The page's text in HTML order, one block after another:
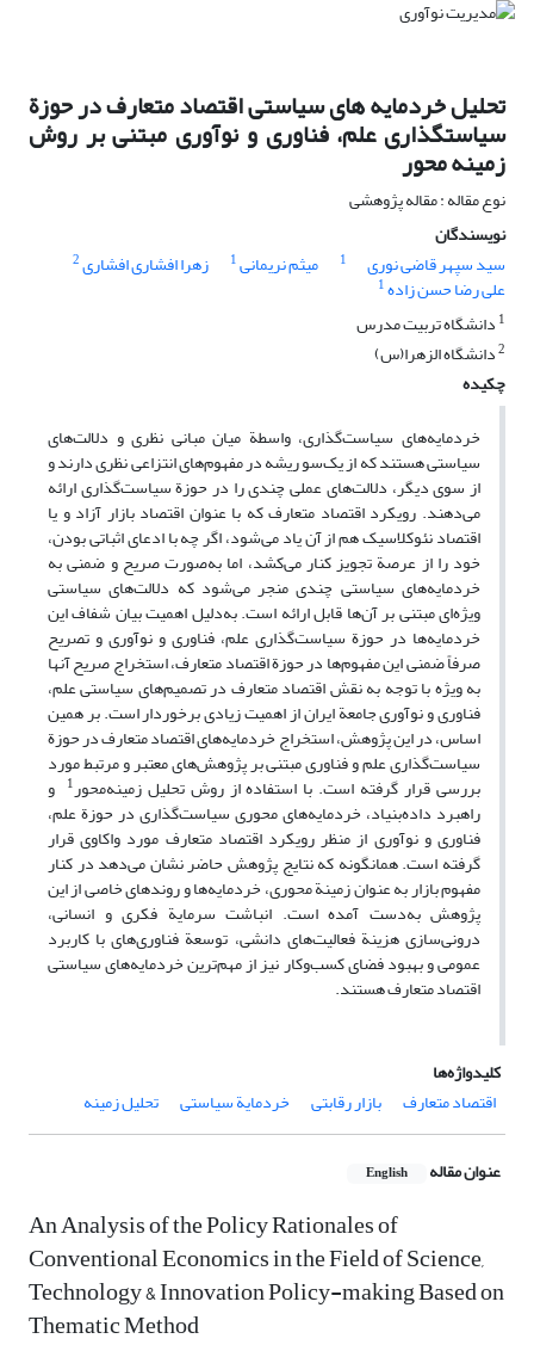
تحلیل خردمایه های سیاستی اقتصاد متعارف در حوزة
سیاستگذاری علم، فناوری و نوآوری مبتنی بر روش
زمینه محور
نوع مقاله : مقاله پژوهشی
نویسندگان
سید سپهر قاضی نوری
1 میثم نریمانی1 زهرا افشاری افشاری2
علی رضا حسن زاده1
1 دانشگاه تربیت مدرس
2دانشگاه الزهرا(س)
چکیده
خردمایه‌های سیاست‌گذاری، واسطة میان مبانی نظری و دلالت‌های
سیاستی هستند که از یک‌سو ریشه در مفهوم‌های انتزاعی نظری دارند و
از سوی دیگر، دلالت‌های عملی چندی را در حوزة سیاست‌گذاری ارائه
می‌دهند. رویکرد اقتصاد متعارف که با عنوان اقتصاد بازار آزاد و یا
اقتصاد نئوکلاسیک هم از آن یاد می‌شود، اگر چه با ادعای اثباتی بودن،
خود را از عرصة تجویز کنار می‌کشد، اما به‌صورت صریح و ضمنی به
خردمایه‌های سیاستی چندی منجر می‌شود که دلالت‌های سیاستی
ویژه‌ای مبتنی بر آن‌ها قابل ارائه است. به‌دلیل اهمیت بیان شفاف این
خردمایه‌ها در حوزة سیاست‌گذاری علم، فناوری و نوآوری و تصریح
صرفاً ضمنی این مفهوم‌ها در حوزة اقتصاد متعارف، استخراج صریح آنها
به ویژه با توجه به نقش اقتصاد متعارف در تصمیم‌های سیاستی علم،
فناوری و نوآوری جامعة ایران از اهمیت زیادی برخوردار است. بر همین
اساس، در این پژوهش، استخراج خردمایه‌های اقتصاد متعارف در حوزة
سیاست‌گذاری علم و فناوری مبتنی بر پژوهش‌های معتبر و مرتبط مورد
بررسی قرار گرفته است. با استفاده از روش تحلیل زمینه‌محور1 و
راهبرد داده‌بنیاد، خردمایه‌های محوری سیاست‌گذاری در حوزة علم،
فناوری و نوآوری از منظر رویکرد اقتصاد متعارف مورد واکاوی قرار
گرفته است. همانگونه که نتایج پژوهش حاضر نشان می‌دهد در کنار
مفهوم بازار به عنوان زمینة محوری، خردمایه‌ها و روندهای خاصی از این
پژوهش به‌دست آمده است. انباشت سرمایة فکری و انسانی،
درونی‌سازی هزینة فعالیت‌های دانشی، توسعة فناوری‌های با کاربرد
عمومی و بهبود فضای کسب‌و‌کار نیز از مهم‌ترین خردمایه‌های سیاستی
اقتصاد متعارف هستند.
کلیدواژه‌ها
اقتصاد متعارف
بازار رقابتی خردمایة سیاستی تحلیل زمینه
عنوان مقاله English
An Analysis of the Policy Rationales of
Conventional Economics in the Field of Science,
Technology & Innovation Policy-making Based on
Thematic Method